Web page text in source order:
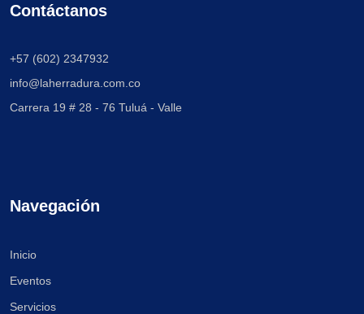
Contáctanos
+57 (602) 2347932
info@laherradura.com.co
Carrera 19 # 28 - 76 Tuluá - Valle
Navegación
Inicio
Eventos
Servicios